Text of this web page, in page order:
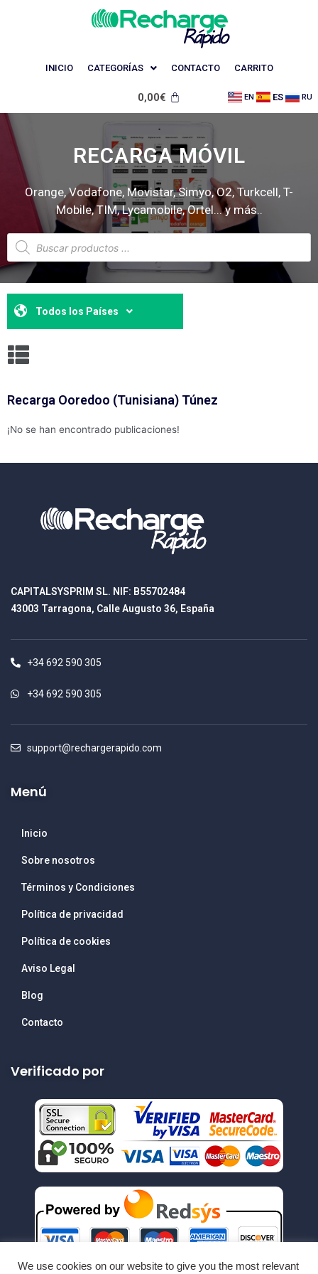
INICIO CATEGORÍAS CONTACTO CARRITO
0,00€ EN ES RU
RECARGA MÓVIL
Orange, Vodafone, Movistar, Simyo, O2, Turkcell, T-
Mobile, TIM, Lycamobile, Ortel... y más..
Todos los Países
Recarga Ooredoo (Tunisiana) Túnez
¡No se han encontrado publicaciones!
CAPITALSYSPRIM SL. NIF: B55702484
43003 Tarragona, Calle Augusto 36, España
+34 692 590 305
+34 692 590 305
support@rechargerapido.com
Menú
Inicio
Sobre nosotros
Términos y Condiciones
Política de privacidad
Política de cookies
Aviso Legal
Blog
Contacto
Verificado por
We use cookies on our website to give you the most relevant